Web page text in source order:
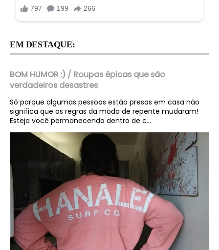
EM DESTAQUE:
BOM HUMOR :) / Roupas épicas que são
verdadeiros desastres
Só porque algumas pessoas estão presas em casa não
significa que as regras da moda de repente mudaram!
Esteja você permanecendo dentro de c...